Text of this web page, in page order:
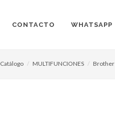
CONTACTO WHATSAPP
Catálogo MULTIFUNCIONES Brother